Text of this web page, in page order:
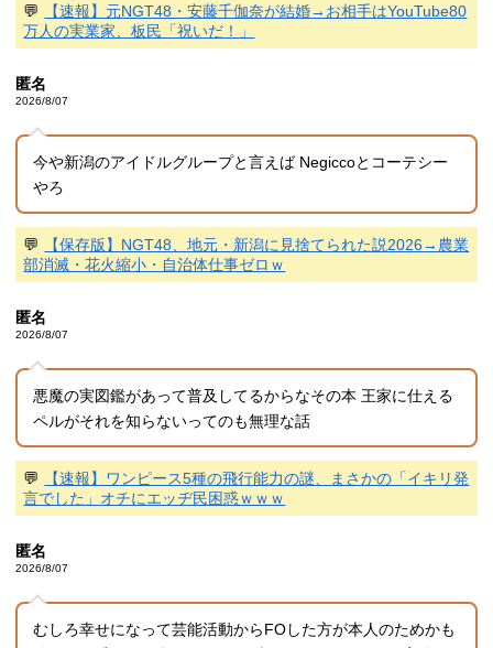
💬
【速報】元NGT48・安藤千伽奈が結婚→お相手はYouTube80
万人の実業家、板民「祝いだ！」
匿名
2026/8/07
今や新潟のアイドルグループと言えば Negiccoとコーテシー
やろ
💬
【保存版】NGT48、地元・新潟に見捨てられた説2026→農業
部消滅・花火縮小・自治体仕事ゼロｗ
匿名
2026/8/07
悪魔の実図鑑があって普及してるからなその本 王家に仕える
ペルがそれを知らないってのも無理な話
💬
【速報】ワンピース5種の飛行能力の謎、まさかの「イキリ発
言でした」オチにエッヂ民困惑ｗｗｗ
匿名
2026/8/07
むしろ幸せになって芸能活動からFOした方が本人のためかも